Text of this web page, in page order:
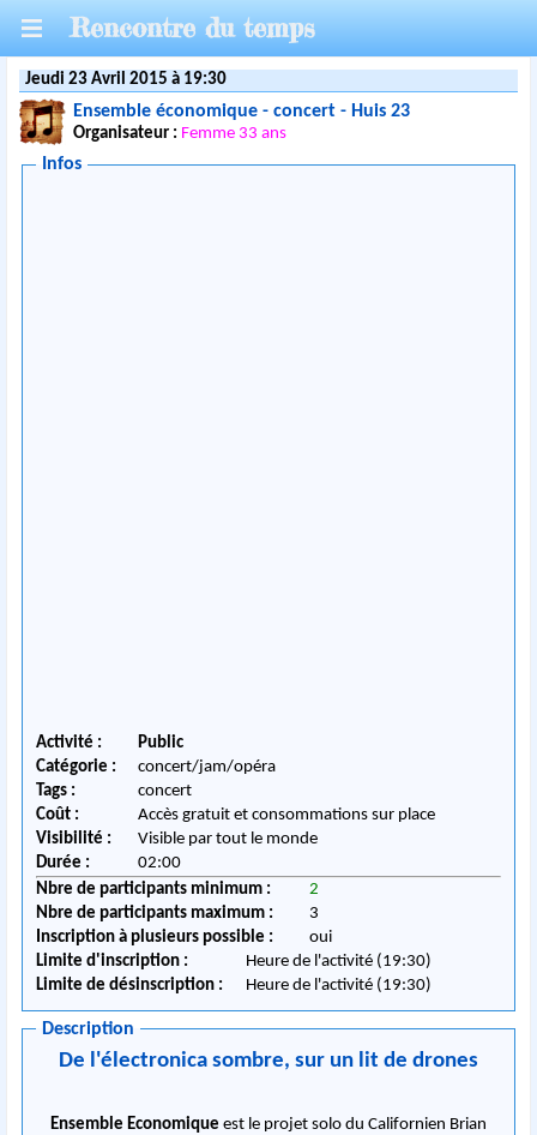
Rencontre du temps
Jeudi 23 Avril 2015 à 19:30
Ensemble économique - concert - Huis 23
Organisateur : Femme 33 ans
Infos
Activité :
Public
Catégorie :
concert/jam/opéra
Tags :
concert
Coût :
Accès gratuit et consommations sur place
Visibilité :
Visible par tout le monde
Durée :
02:00
Nbre de participants minimum :
2
Nbre de participants maximum :
3
Inscription à plusieurs possible :
oui
Limite d'inscription :
Heure de l'activité (19:30)
Limite de désinscription :
Heure de l'activité (19:30)
Description
De l'électronica sombre, sur un lit de drones
Ensemble Economique est le projet solo du Californien Brian